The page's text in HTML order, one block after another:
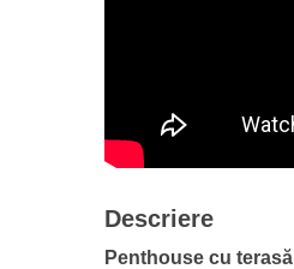
Descriere
Penthouse cu